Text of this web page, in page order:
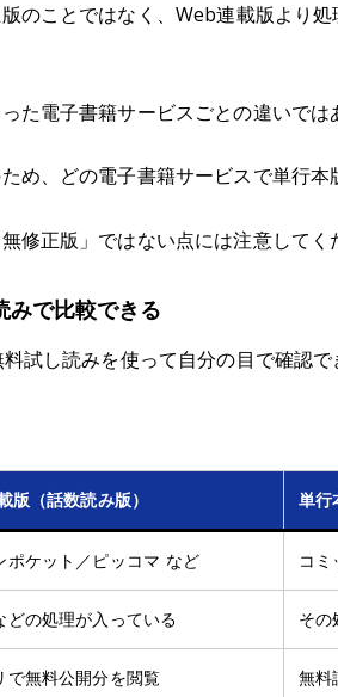
のことではなく、Web連載版より
た電子書籍サービスごとの違いでは
め、どの電子書籍サービスで単行本
修正版」ではない点には注意してく
みで比較できる
試し読みを使って自分の目で確認で
版（話数読み版） 単行
ポケット／ピッコマ など コ
どの処理が入っている その
で無料公開分を閲覧 無料